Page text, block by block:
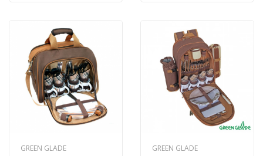
GREEN GLADE GREEN GLADE